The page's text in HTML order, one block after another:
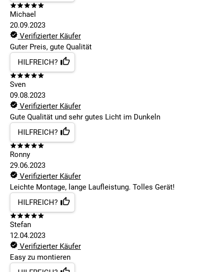
Michael
20.09.2023
Verifizierter Käufer
Guter Preis, gute Qualität
HILFREICH?
Sven
09.08.2023
Verifizierter Käufer
Gute Qualität und sehr gutes Licht im Dunkeln
HILFREICH?
Ronny
29.06.2023
Verifizierter Käufer
Leichte Montage, lange Laufleistung. Tolles Gerät!
HILFREICH?
Stefan
12.04.2023
Verifizierter Käufer
Easy zu montieren